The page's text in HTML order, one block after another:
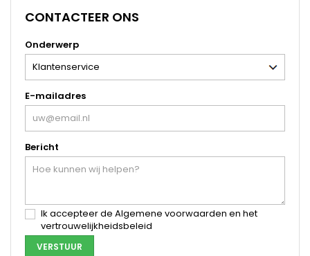
CONTACTEER ONS
Onderwerp
E-mailadres
Bericht
Ik accepteer de Algemene voorwaarden en het
vertrouwelijkheidsbeleid